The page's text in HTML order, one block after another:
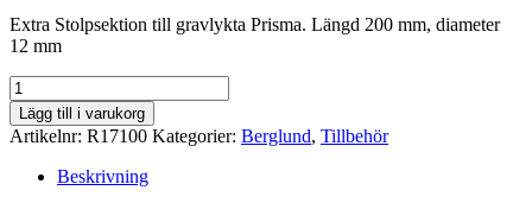
Extra Stolpsektion till gravlykta Prisma. Längd 200 mm, diameter
12 mm
Extra
Stolpsektion
till
gravlykta
Prisma
mängd
Lägg till i varukorg
Artikelnr: R17100 Kategorier: Berglund, Tillbehör
Beskrivning